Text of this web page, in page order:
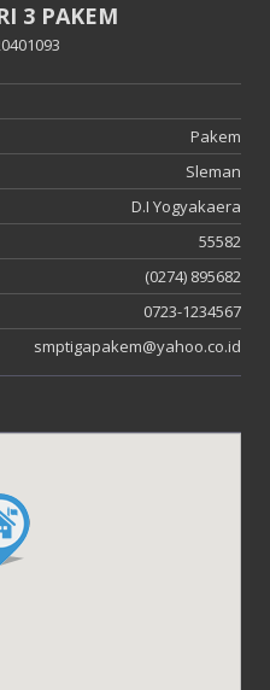
3 PAKEM
Pakem
Sleman
D.I Yogyakaera
55582
(0274) 895682
0723-1234567
smptigapakem@yahoo.co.id